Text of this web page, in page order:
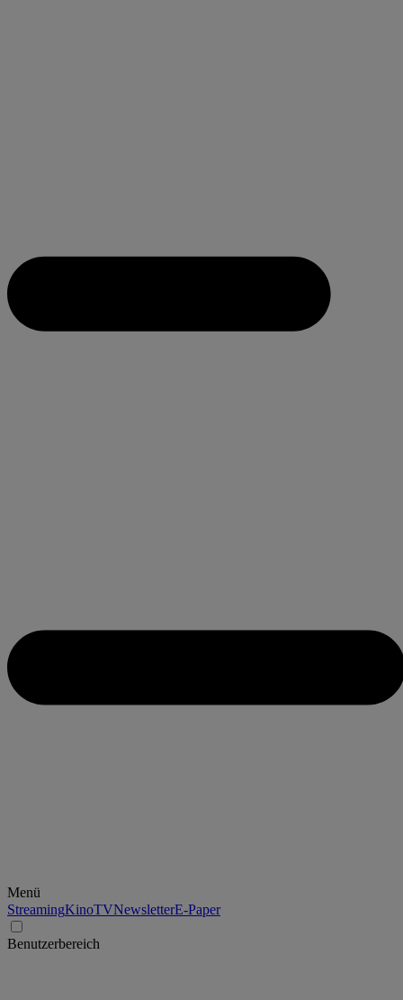
Menü
StreamingKinoTVNewsletterE-Paper
Benutzerbereich